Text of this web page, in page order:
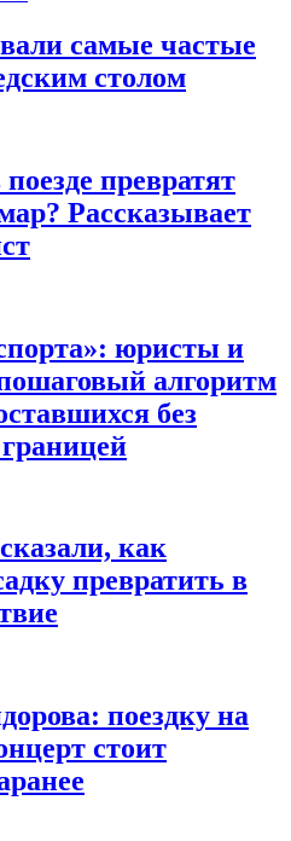
самые частые
столом
превратят
Рассказывает
юристы и
алгоритм
без
как
превратить в
поездку на
стоит